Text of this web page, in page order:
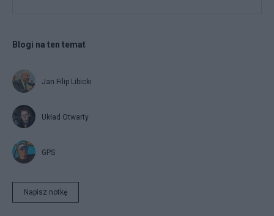
Blogi na ten temat
Jan Filip Libicki
Układ Otwarty
GPS
Napisz notkę